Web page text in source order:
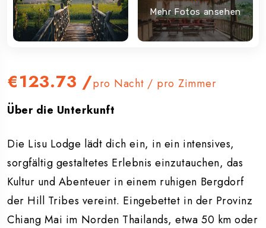
Mehr Fotos ansehen
€123.73 /pro Nacht / pro Zimmer
Über die Unterkunft
Die Lisu Lodge lädt dich ein, in ein intensives,
sorgfältig gestaltetes Erlebnis einzutauchen, das
Kultur und Abenteuer in einem ruhigen Bergdorf
der Hill Tribes vereint. Eingebettet in der Provinz
Chiang Mai im Norden Thailands, etwa 50 km oder